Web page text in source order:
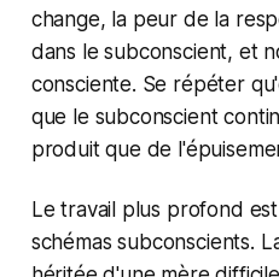
change, la peur de la
dans le subconscient, et
consciente. Se répéter
que le subconscient
produit que de
Le travail plus profond
schémas subconscients.